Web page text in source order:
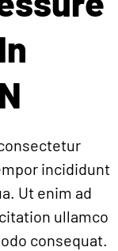
incididunt
Ut enim ad
ullamco
consequat.